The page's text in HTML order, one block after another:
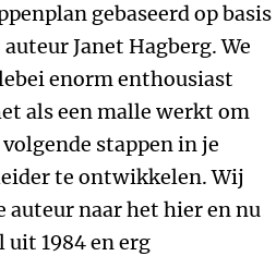
gebaseerd op basis
Janet Hagberg. We
enorm enthousiast
als een malle werkt om
stappen in je
te ontwikkelen. Wij
auteur naar het hier en nu
1984 en erg